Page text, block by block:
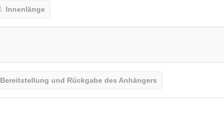
Innenlänge
Bereitstellung und Rückgabe des Anhängers